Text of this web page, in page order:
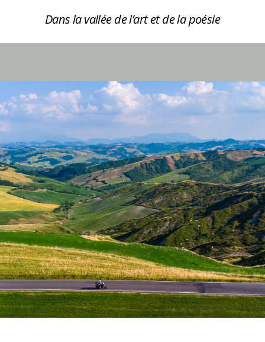
Dans la vallée de l’art et de la poésie